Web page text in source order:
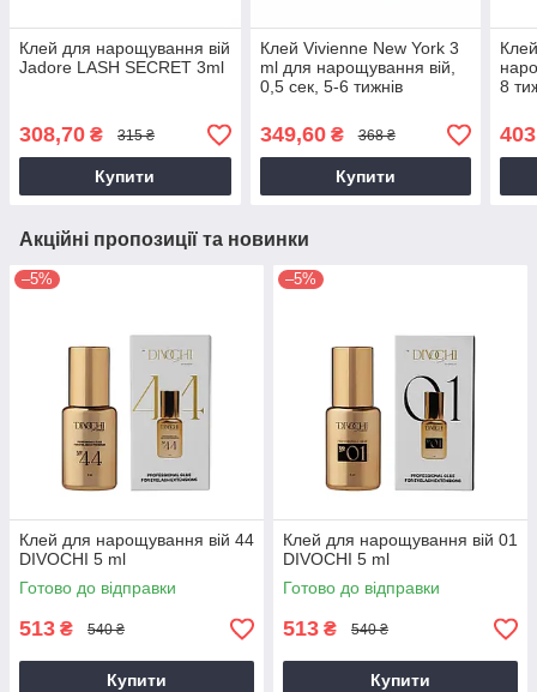
Клей для нарощування вій
Jadore LASH SECRET 3ml
308,70 ₴ 315 ₴
Купити
Клей Vivienne New York 3
ml для нарощування вій,
0,5 сек, 5-6 тижнів
349,60₴ 368 ₴
Купити
8
Акційні пропозиції та новинки
–5%
Клей для нарощування вій 44
DIVOCHI 5 ml
Готово до відправки
513 ₴ 540 ₴
Купити
–5%
Клей для нарощування вій 01
DIVOCHI 5 ml
Готово до відправки
513 ₴ 540 ₴
Купити